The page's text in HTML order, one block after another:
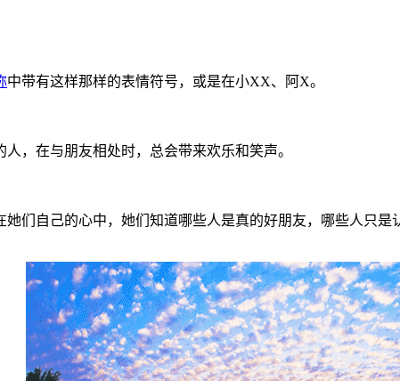
中带有这样那样的表情符号，或是在小XX、阿X。
，在与朋友相处时，总会带来欢乐和笑声。
们自己的心中，她们知道哪些人是真的好朋友，哪些人只是